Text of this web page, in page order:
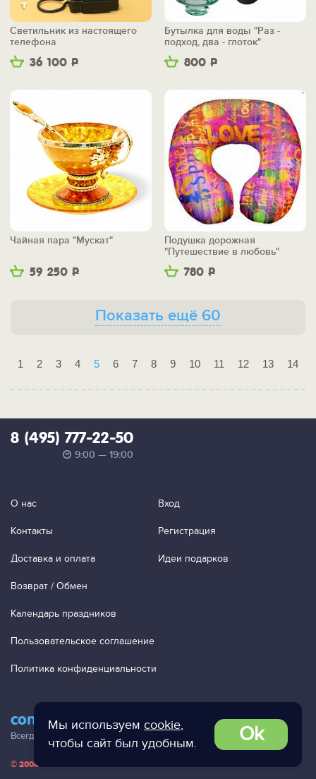
Мы используем cookie,
чтобы сайт был удобным.
Ok
36 100 Р
Светильник из настоящего
телефона
800 Р
Бутылка для воды "Раз -
подход, два - глоток"
59 250 Р
Чайная пара "Мускат"
780 Р
Подушка дорожная
"Путешествие в любовь"
Показать ещё 60
1 2 3 4 5 6 7 8 9 10 11 12 13 14
contact@ac-studio.ru
Всегда отвечаем на ваши письма!
8 (495) 777-22-50
9:00 — 19:00
О нас
Контакты
Доставка и оплата
Возврат / Обмен
Календарь праздников
Пользовательское соглашение
Политика конфиденциальности
Вход
Регистрация
Идеи подарков
© 2004 — 2026